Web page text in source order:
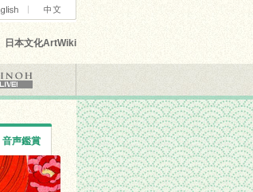
日本文化ArtWiki
音声鑑賞